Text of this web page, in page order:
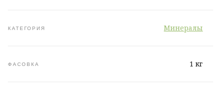
КАТЕГОРИЯ Минералы
ФАСОВКА 1 кг